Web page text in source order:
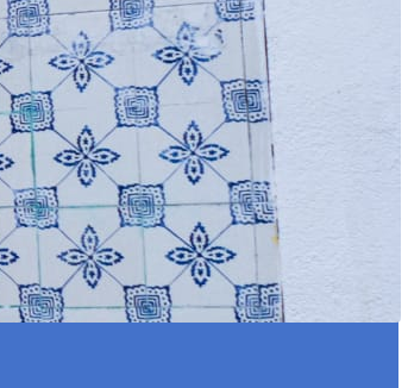
tecnologia e saúde
Histórico de Olinda, e